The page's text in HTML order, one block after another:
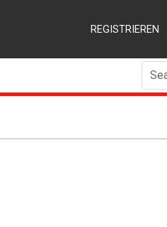
REGISTRIEREN